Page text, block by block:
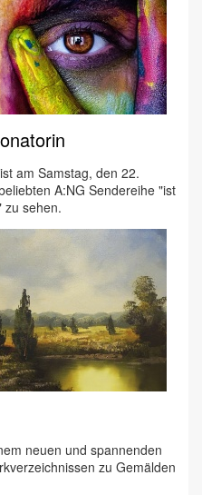
am Samstag, den 22.
A:NG Sendereihe "ist
zu sehen.
neuen und spannenden
zu Gemälden